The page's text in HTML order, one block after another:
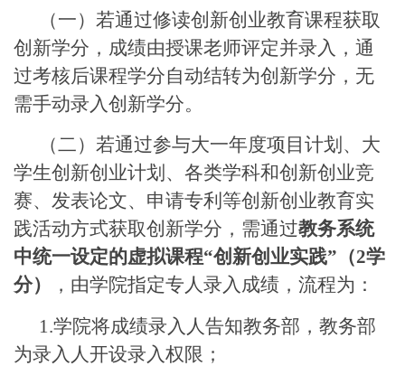
（一）若通过修读创新创业教育课程获取
创新学分，成绩由授课老师评定并录入，通
过考核后课程学分自动结转为创新学分，无
需手动录入创新学分。
（二）若通过参与大一年度项目计划、大
学生创新创业计划、各类学科和创新创业竞
赛、发表论文、申请专利等创新创业教育实
践活动方式获取创新学分，需通过教务系统
中统一设定的虚拟课程“创新创业实践”（2学
分）
，由学院指定专人录入成绩，流程为：
1.学院将成绩录入人告知教务部，教务部
为录入人开设录入权限；